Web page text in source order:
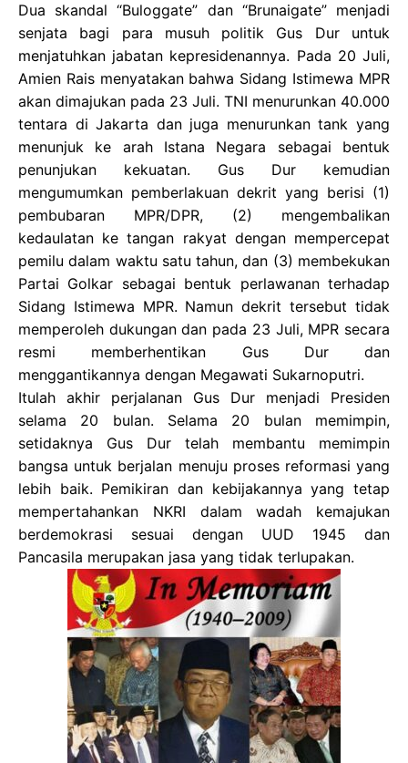
Dua skandal “Buloggate” dan “Brunaigate” menjadi
senjata bagi para musuh politik Gus Dur untuk
menjatuhkan jabatan kepresidenannya. Pada 20 Juli,
Amien Rais menyatakan bahwa Sidang Istimewa MPR
akan dimajukan pada 23 Juli. TNI menurunkan 40.000
tentara di Jakarta dan juga menurunkan tank yang
menunjuk ke arah Istana Negara sebagai bentuk
penunjukan kekuatan. Gus Dur kemudian
mengumumkan pemberlakuan dekrit yang berisi (1)
pembubaran MPR/DPR, (2) mengembalikan
kedaulatan ke tangan rakyat dengan mempercepat
pemilu dalam waktu satu tahun, dan (3) membekukan
Partai Golkar sebagai bentuk perlawanan terhadap
Sidang Istimewa MPR. Namun dekrit tersebut tidak
memperoleh dukungan dan pada 23 Juli, MPR secara
resmi memberhentikan Gus Dur dan
menggantikannya dengan Megawati Sukarnoputri.
Itulah akhir perjalanan Gus Dur menjadi Presiden
selama 20 bulan. Selama 20 bulan memimpin,
setidaknya Gus Dur telah membantu memimpin
bangsa untuk berjalan menuju proses reformasi yang
lebih baik. Pemikiran dan kebijakannya yang tetap
mempertahankan NKRI dalam wadah kemajukan
berdemokrasi sesuai dengan UUD 1945 dan
Pancasila merupakan jasa yang tidak terlupakan.